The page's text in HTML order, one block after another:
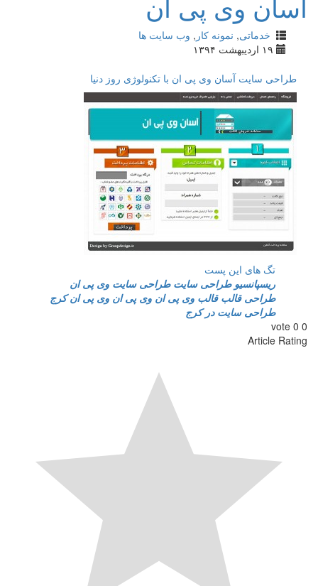
خدماتی , نمونه کار, وب سایت ها
۱۹ اردیبهشت ۱۳۹۴
طراحی سایت آسان وی پی ان با تکنولوژی روز دنیا
تگ های این پست
ریسپانسیو طراحی سایت طراحی سایت وی پی ان
طراحی قالب قالب وی پی ان وی پی ان وی پی ان کرج
طراحی سایت در کرج
0
0
vote
Article Rating